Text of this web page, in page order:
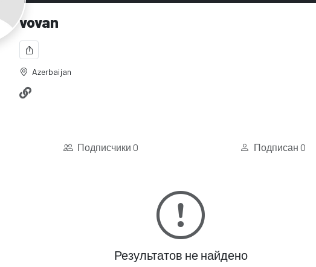
vovan
Azerbaijan
Подписчики 0 Подписан0
Результатов не найдено